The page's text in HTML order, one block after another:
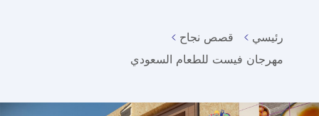
رئيسي
قصص نجاح
مهرجان فيست للطعام السعودي